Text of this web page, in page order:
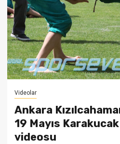
Videolar
Ankara
19 Mayıs
videosu